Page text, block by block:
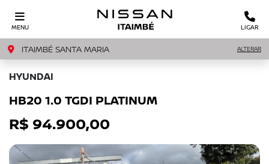
MENU LIGAR
ITAIMBÉ SANTA MARIA ALTERAR
HYUNDAI
HB20 1.0 TGDI PLATINUM
R$ 94.900,00